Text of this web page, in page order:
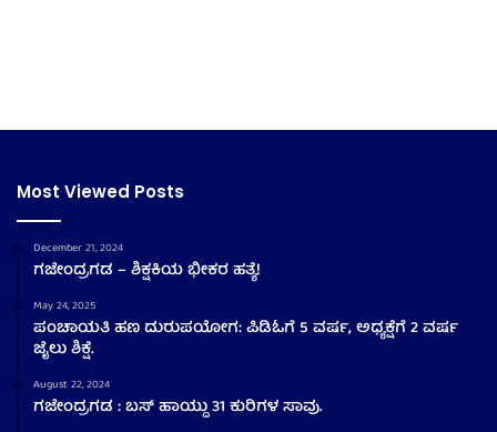
Most Viewed Posts
December 21, 2024
ಗಜೇಂದ್ರಗಡ – ಶಿಕ್ಷಕಿಯ ಭೀಕರ ಹತ್ಯೆ!
May 24, 2025
ಪಂಚಾಯತಿ ಹಣ ದುರುಪಯೋಗ: ಪಿಡಿಓಗೆ 5 ವರ್ಷ, ಅಧ್ಯಕ್ಷೆಗೆ 2 ವರ್ಷ
ಜೈಲು ಶಿಕ್ಷೆ.
August 22, 2024
ಗಜೇಂದ್ರಗಡ : ಬಸ್ ಹಾಯ್ದು 31 ಕುರಿಗಳ ಸಾವು.